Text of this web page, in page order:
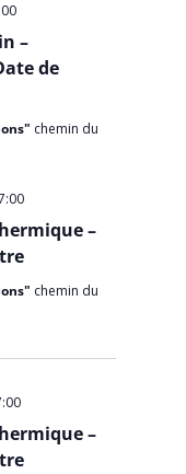
–
de
chemin du
–
chemin du
–